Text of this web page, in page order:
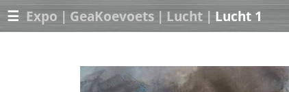
☰ Expo | GeaKoevoets | Lucht | Lucht 1